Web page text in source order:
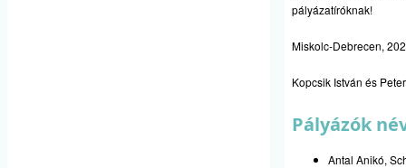
pályázatíróknak!
Miskolc-Debrecen,
Kopcsik István és
Pályázók
Antal Anikó,